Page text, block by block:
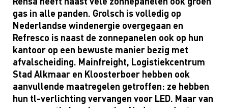
gas in alle panden. Grolsch is volledig op
Nederlandse windenergie overgegaan en
Refresco is naast de zonnepanelen ook op hun
kantoor op een bewuste manier bezig met
afvalscheiding. Mainfreight, Logistiekcentrum
Stad Alkmaar en Kloosterboer hebben ook
aanvullende maatregelen getroffen: ze hebben
hun tl-verlichting vervangen voor LED. Maar van